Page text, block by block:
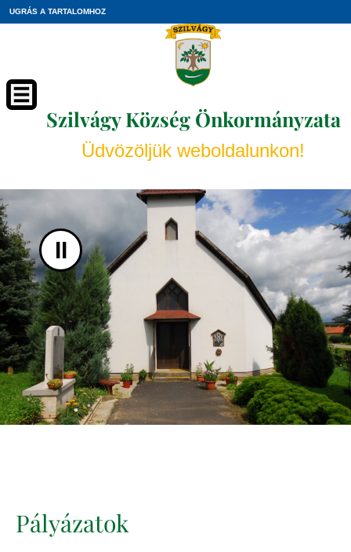
UGRÁS A TARTALOMHOZ
Szilvágy Község Önkormányzata
Üdvözöljük weboldalunkon!
II
Pályázatok